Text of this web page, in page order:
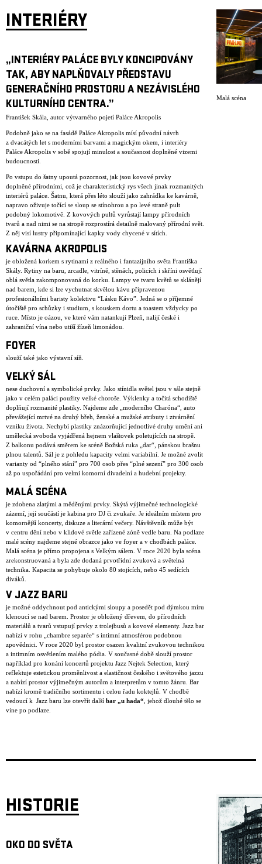
INTERIÉRY
„INTERIÉRY PALÁCE BYLY KONCIPOVÁNY
TAK, ABY NAPLŇOVALY PŘEDSTAVU
GENERAČNÍHO PROSTORU A NEZÁVISLÉHO
KULTURNÍHO CENTRA.”
František Skála, autor výtvarného pojetí Paláce Akropolis
Podobně jako se na fasádě Paláce Akropolis mísí původní návrh
z dvacátých let s moderními barvami a magickým okem, i interiéry
Paláce Akropolis v sobě spojují minulost a současnost doplněné vizemi
budoucnosti.
Po vstupu do šatny upoutá pozornost, jak jsou kovové prvky
doplněné přírodními, což je charakteristický rys všech jinak rozmanitých
interiérů paláce. Šatnu, která přes léto slouží jako zahrádka ke kavárně,
napravo oživuje točící se sloup se stínohrou a po levé straně pult
podobný lokomotivě. Z kovových pultů vyrůstají lampy přírodních
tvarů a nad nimi se na stropě rozprostírá detailně malovaný přírodní svět.
Z něj visí lustry připomínající kapky vody chycené v sítích.
KAVÁRNA AKROPOLIS
je obložená korkem s rytinami z reálného i fantazijního světa Františka
Skály. Rytiny na baru, zrcadle, vitríně, stěnách, policích i skříni osvětlují
oblá světla zakomponovaná do korku. Lampy ve tvaru květů se sklánějí
nad barem, kde si lze vychutnat skvělou kávu připravenou
profesionálními baristy kolektivu “Lásku Kávo”. Jedná se o příjemné
útočiště pro schůzky i studium, s kouskem dortu a toastem vždycky po
ruce. Místo je oázou, ve které vám natankují Plzeň, nalijí české i
zahraniční vína nebo utiší žízeň limonádou.
FOYER
slouží také jako výstavní síň.
VELKÝ SÁL
nese duchovní a symbolické prvky. Jako stínidla světel jsou v sále stejně
jako v celém paláci použity velké choroše. Výklenky a točitá schodiště
doplňují rozmanité plastiky. Najdeme zde „moderního Charóna“, auto
převážející mrtvé na druhý břeh, ženské a mužské atributy i ztvárnění
vzniku života. Nechybí plastiky znázorňující jednotlivé druhy umění ani
umělecká svoboda vyjádřená hejnem vlaštovek poletujících na stropě.
Z balkonu podává směrem ke scéně Božská ruka „dar“, pánskou brašnu
plnou talentů. Sál je z pohledu kapacity velmi variabilní. Je možné zvolit
varianty od “plného stání” pro 700 osob přes “plné sezení” pro 300 osob
až po uspořádání pro velmi komorní divadelní a hudební projekty.
MALÁ SCÉNA
je zdobena zlatými a měděnými prvky. Skýtá výjimečné technologické
zázemí, její součástí je kabina pro DJ či zvukaře. Je ideálním místem pro
komornější koncerty, diskuze a literární večery. Návštěvník může být
v centru dění nebo v klidové světle zařízené zóně vedle baru. Na podlaze
malé scény najdeme stejné obrazce jako ve foyer a v chodbách paláce.
Malá scéna je přímo propojena s Velkým sálem. V roce 2020 byla scéna
zrekonstruovaná a byla zde dodaná prvotřídní zvuková a světelná
technika. Kapacita se pohybuje okolo 80 stojících, nebo 45 sedících
diváků.
V JAZZ BARU
je možné oddychnout pod antickými sloupy a posedět pod dýmkou míru
klenoucí se nad barem. Prostor je obložený dřevem, do přírodních
materiálů a tvarů vstupují prvky z trolejbusů a kovové elementy. Jazz bar
nabízí v rohu „chambre separée“ s intimní atmosférou podobnou
zpovědnici. V roce 2020 byl prostor osazen kvalitní zvukovou technikou
a intimním osvětlením malého pódia. V současné době slouží prostor
například pro konání koncertů projektu Jazz Nejtek Selection, který
reflektuje estetickou proměnlivost a elastičnost českého i světového jazzu
a nabízí prostor výjimečným autorům a interpretům v tomto žánru. Bar
nabízí kromě tradičního sortimentu i celou řadu koktejlů. V chodbě
vedoucí k Jazz baru lze otevřít další bar „u hada“ , jehož dlouhé tělo se
vine po podlaze.
Malá scéna
HISTORIE
OKO DO SVĚTA